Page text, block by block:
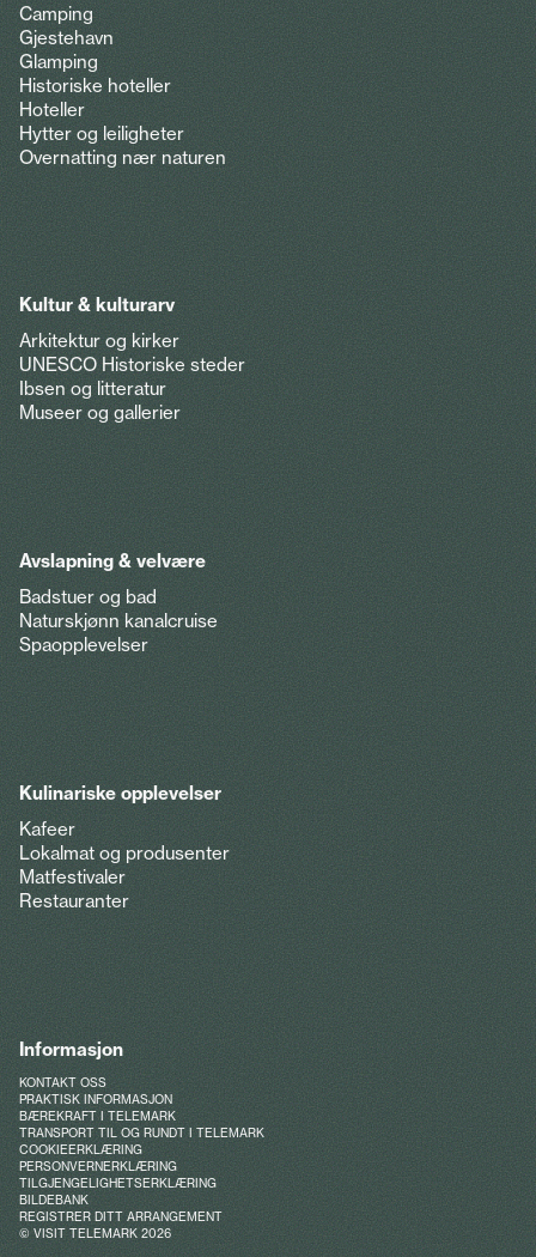
Camping
Gjestehavn
Glamping
Historiske hoteller
Hoteller
Hytter og leiligheter
Overnatting nær naturen
Kultur & kulturarv
Arkitektur og kirker
UNESCO Historiske steder
Ibsen og litteratur
Museer og gallerier
Avslapning & velvære
Badstuer og bad
Naturskjønn kanalcruise
Spaopplevelser
Kulinariske opplevelser
Kafeer
Lokalmat og produsenter
Matfestivaler
Restauranter
Informasjon
KONTAKT OSS
PRAKTISK INFORMASJON
BÆREKRAFT I TELEMARK
TRANSPORT TIL OG RUNDT I TELEMARK
COOKIEERKLÆRING
PERSONVERNERKLÆRING
TILGJENGELIGHETSERKLÆRING
BILDEBANK
REGISTRER DITT ARRANGEMENT
© VISIT TELEMARK 2026